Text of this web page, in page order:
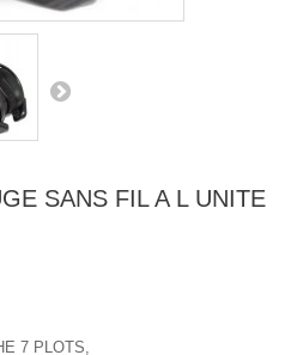
SANS FIL A L UNITE
7 PLOTS,